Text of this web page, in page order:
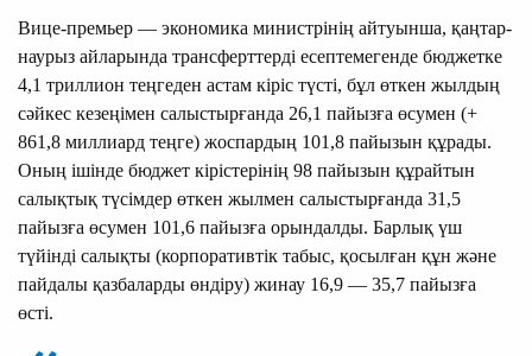
Вице-премьер — экономика министрінің айтуынша, қаңтар-
наурыз айларында трансферттерді есептемегенде бюджетке
4,1 триллион теңгеден астам кіріс түсті, бұл өткен жылдың
сәйкес кезеңімен салыстырғанда 26,1 пайызға өсумен (+
861,8 миллиард теңге) жоспардың 101,8 пайызын құрады.
Оның ішінде бюджет кірістерінің 98 пайызын құрайтын
салықтық түсімдер өткен жылмен салыстырғанда 31,5
пайызға өсумен 101,6 пайызға орындалды. Барлық үш
түйінді салықты (корпоративтік табыс, қосылған құн және
пайдалы қазбаларды өндіру) жинау 16,9 — 35,7 пайызға
өсті.